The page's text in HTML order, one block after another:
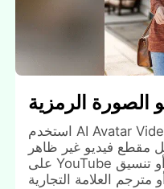
استخدم AI Avatar Video Generator عندما تحتاج إلى
فيديو غير ظاهر
على YouTube أو محتوى الدورة التدريبية أو تنسيق